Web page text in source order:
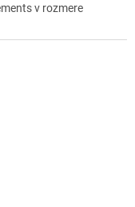
v rozmere